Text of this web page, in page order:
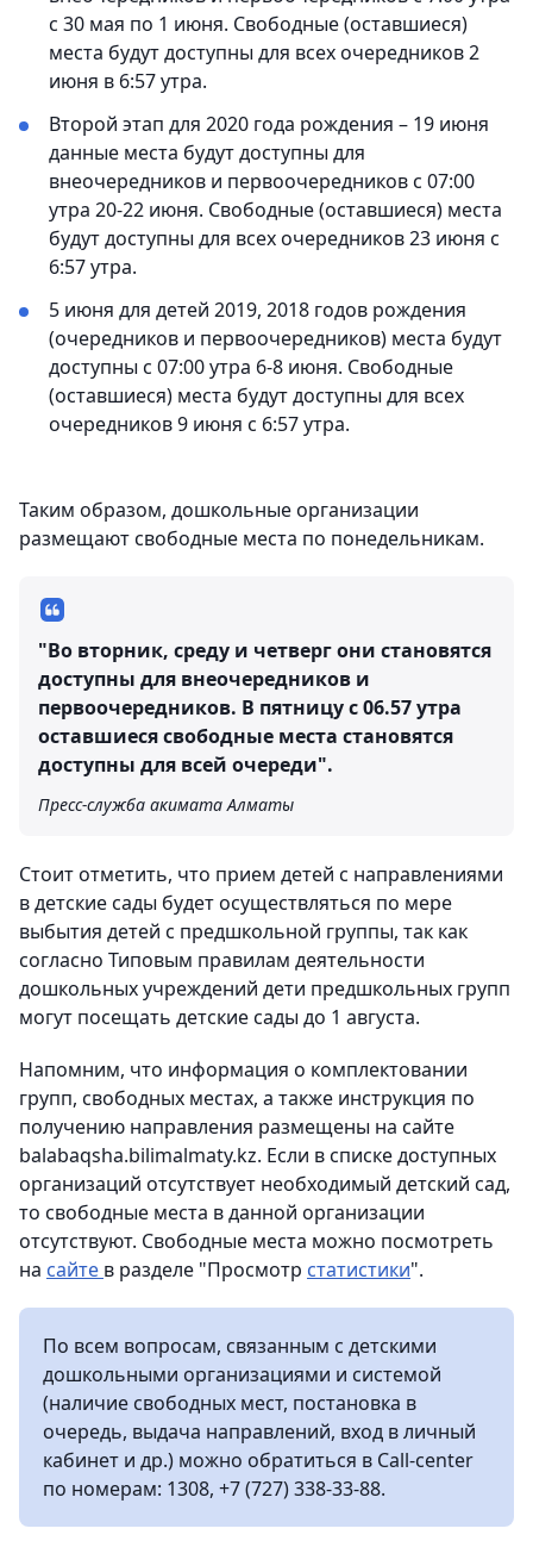
с 30 мая по 1 июня. Свободные (оставшиеся)
места будут доступны для всех очередников 2
июня в 6:57 утра.
Второй этап для 2020 года рождения – 19 июня
данные места будут доступны для
внеочередников и первоочередников с 07:00
утра 20-22 июня. Свободные (оставшиеся) места
будут доступны для всех очередников 23 июня с
6:57 утра.
5 июня для детей 2019, 2018 годов рождения
(очередников и первоочередников) места будут
доступны с 07:00 утра 6-8 июня. Свободные
(оставшиеся) места будут доступны для всех
очередников 9 июня с 6:57 утра.
Таким образом, дошкольные организации
размещают свободные места по понедельникам.
"Во вторник, среду и четверг они становятся
доступны для внеочередников и
первоочередников. В пятницу с 06.57 утра
оставшиеся свободные места становятся
доступны для всей очереди".
Пресс-служба акимата Алматы
Стоит отметить, что прием детей с направлениями
в детские сады будет осуществляться по мере
выбытия детей с предшкольной группы, так как
согласно Типовым правилам деятельности
дошкольных учреждений дети предшкольных групп
могут посещать детские сады до 1 августа.
Напомним, что информация о комплектовании
групп, свободных местах, а также инструкция по
получению направления размещены на сайте
balabaqsha.bilimalmaty.kz. Если в списке доступных
организаций отсутствует необходимый детский сад,
то свободные места в данной организации
отсутствуют. Свободные места можно посмотреть
на сайте в разделе "Просмотр статистики".
По всем вопросам, связанным с детскими
дошкольными организациями и системой
(наличие свободных мест, постановка в
очередь, выдача направлений, вход в личный
кабинет и др.) можно обратиться в Call-center
по номерам: 1308, +7 (727) 338-33-88.